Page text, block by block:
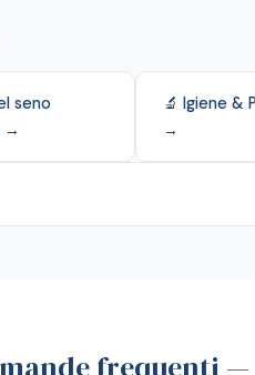
seno
→
🔬 Igiene &
→